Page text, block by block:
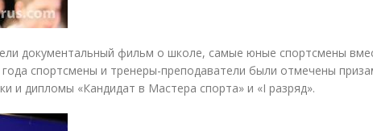
документальный фильм о школе, самые юные спортсмены
спортсмены и тренеры-преподаватели были отмечены
и дипломы «Кандидат в Мастера спорта» и «I разряд».